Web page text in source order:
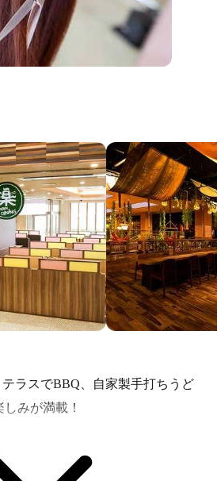
ラスでBBQ、自家製手打ちうど
みが満載！